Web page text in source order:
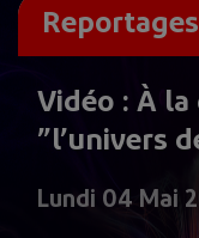
Reportages
Vidéo : À
l’univers
Lundi 04 Mai